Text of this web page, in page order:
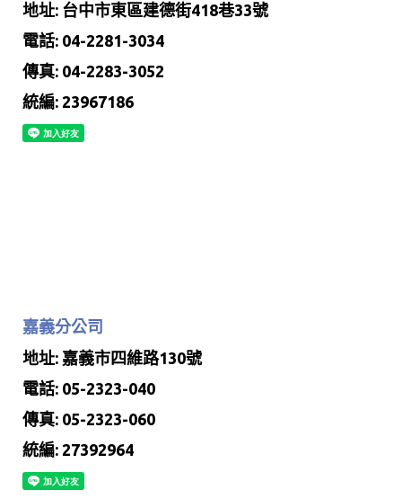
地址: 台中市東區建德街418巷33號
電話: 04-2281-3034
傳真: 04-2283-3052
統編: 23967186
嘉義分公司
地址: 嘉義市四維路130號
電話: 05-2323-040
傳真: 05-2323-060
統編: 27392964